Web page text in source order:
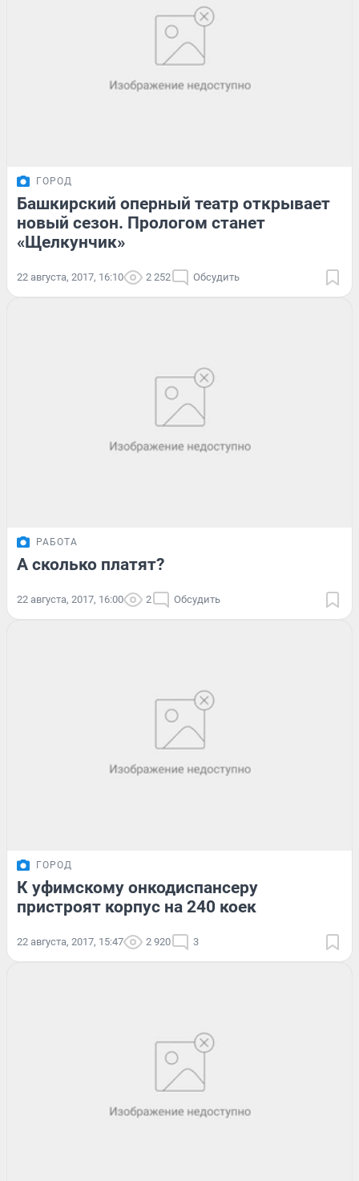
ГОРОД
Башкирский оперный театр открывает
новый сезон. Прологом станет
«Щелкунчик»
22 августа, 2017, 16:10 2 252 Обсудить
РАБОТА
А сколько платят?
22 августа, 2017, 16:00 2 Обсудить
ГОРОД
К уфимскому онкодиспансеру
пристроят корпус на 240 коек
22 августа, 2017, 15:47 2 920 3